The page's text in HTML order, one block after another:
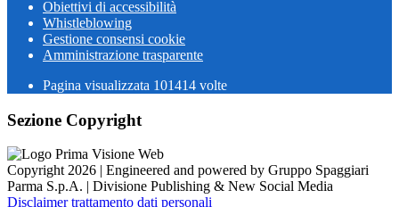
Obiettivi di accessibilità
Whistleblowing
Gestione consensi cookie
Amministrazione trasparente
Pagina visualizzata 101414 volte
Sezione Copyright
Copyright 2026 | Engineered and powered by Gruppo Spaggiari
Parma S.p.A. | Divisione Publishing & New Social Media
Disclaimer trattamento dati personali